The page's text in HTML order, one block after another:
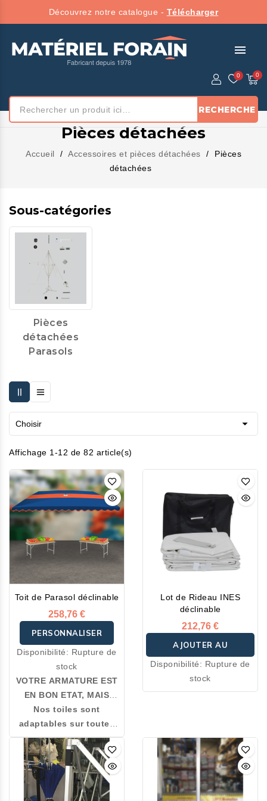
Découvrez notre catalogue - Télécharger
menu
RECHERCHE
Pièces détachées
Accueil Accessoires et pièces détachées
Pièces
détachées
Sous-catégories
Pièces
détachées
Parasols
Choisir 
Affichage 1-12 de 82 article(s)
Toit de Parasol déclinable
258,76 €
PERSONNALISER
Disponibilité: Rupture de
stock
VOTRE ARMATURE EST
EN BON ETAT, MAIS
VOTRE TOILE EST
ABIMEE : PROCEDEZ A
UN RENTOILAGE.
Nos toiles sont
adaptables sur toutes
les armatures. Le
polyester est un très bon
isolant thermique résistant
à l’usure. Composées à
100 % de polyester
Lot de Rideau INES
déclinable
212,76 €
AJOUTER AU
PANIER
Disponibilité: Rupture de
stock